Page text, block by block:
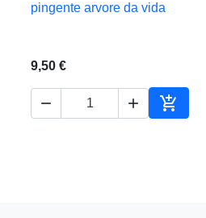
carrinho
 Vista rápida
pingente arvore da vida
9,50 €
  